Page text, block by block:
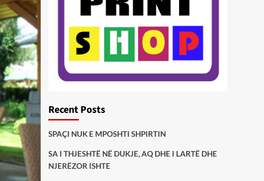
Recent Posts
SPAÇI NUK E MPOSHTI SHPIRTIN
SA I THJESHTË NË DUKJE, AQ DHE I LARTË DHE
NJERËZOR ISHTE